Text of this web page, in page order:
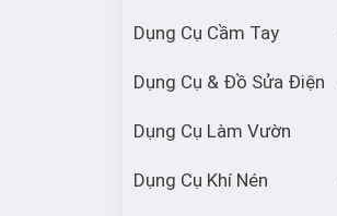
Dụng Cụ Cầm Tay
Dụng Cụ & Đồ Sửa Điện
Dụng Cụ Làm Vườn
Dụng Cụ Khí Nén